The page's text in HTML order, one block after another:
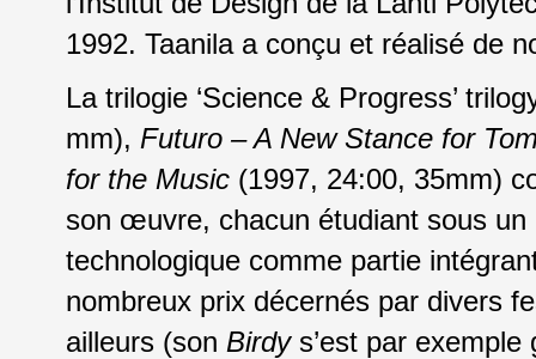
1992. Taanila a conçu et réalisé de
La trilogie ‘Science & Progress’
mm), Futuro – A New Stance for
for the Music (1997, 24:00, 35mm)
son œuvre, chacun étudiant sous
technologique comme partie
nombreux prix décernés par divers
ailleurs (son Birdy s’est par